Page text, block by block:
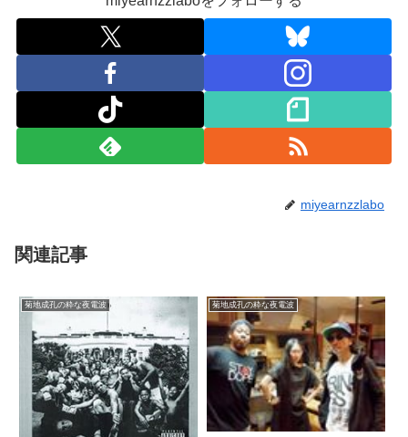
miyearnzzlabo
関連記事
菊地成孔の粋な夜電波 菊地成孔の粋な夜電波